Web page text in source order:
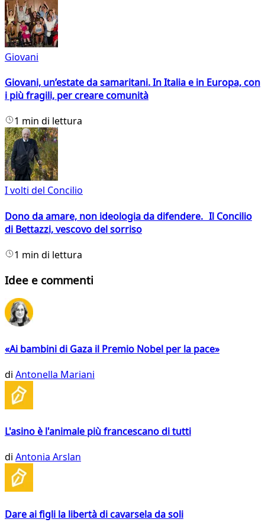
Giovani
Giovani, un’estate da samaritani. In Italia e in Europa, con
i più fragili, per creare comunità
1 min di lettura
I volti del Concilio
Dono da amare, non ideologia da difendere. Il Concilio
di Bettazzi, vescovo del sorriso
1 min di lettura
Idee e commenti
«Ai bambini di Gaza il Premio Nobel per la pace»
di Antonella Mariani
L'asino è l'animale più francescano di tutti
di Antonia Arslan
Dare ai figli la libertà di cavarsela da soli